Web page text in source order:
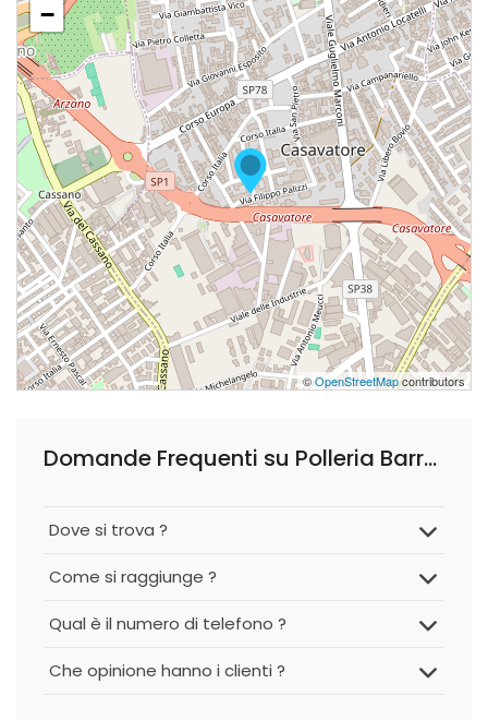
−
©OpenStreetMapcontributors
Domande Frequenti su Polleria Barra Luigi
Dove si trova ?
Come si raggiunge ?
Qual è il numero di telefono ?
Che opinione hanno i clienti ?